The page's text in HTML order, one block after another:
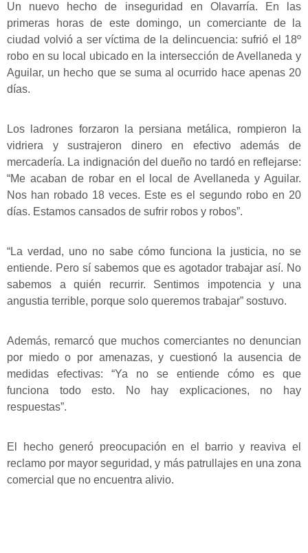
Un nuevo hecho de inseguridad en Olavarría. En las
primeras horas de este domingo, un comerciante de la
ciudad volvió a ser víctima de la delincuencia: sufrió el 18º
robo en su local ubicado en la intersección de Avellaneda y
Aguilar, un hecho que se suma al ocurrido hace apenas 20
días.
Los ladrones forzaron la persiana metálica, rompieron la
vidriera y sustrajeron dinero en efectivo además de
mercadería. La indignación del dueño no tardó en reflejarse:
“Me acaban de robar en el local de Avellaneda y Aguilar.
Nos han robado 18 veces. Este es el segundo robo en 20
días. Estamos cansados de sufrir robos y robos”.
“La verdad, uno no sabe cómo funciona la justicia, no se
entiende. Pero sí sabemos que es agotador trabajar así. No
sabemos a quién recurrir. Sentimos impotencia y una
angustia terrible, porque solo queremos trabajar” sostuvo.
Además, remarcó que muchos comerciantes no denuncian
por miedo o por amenazas, y cuestionó la ausencia de
medidas efectivas: “Ya no se entiende cómo es que
funciona todo esto. No hay explicaciones, no hay
respuestas”.
El hecho generó preocupación en el barrio y reaviva el
reclamo por mayor seguridad, y más patrullajes en una zona
comercial que no encuentra alivio.